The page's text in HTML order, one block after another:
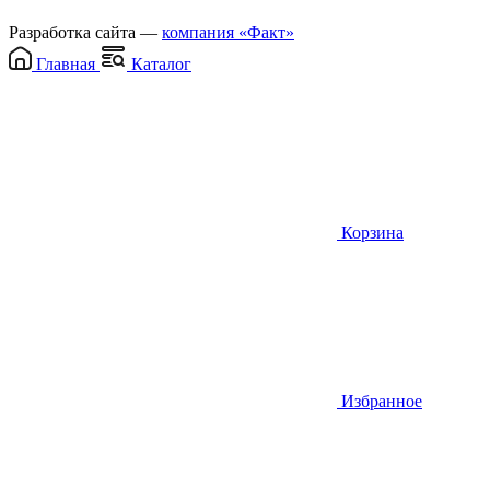
Разработка сайта — компания «Факт»
Главная
Каталог
Корзина
Избранное